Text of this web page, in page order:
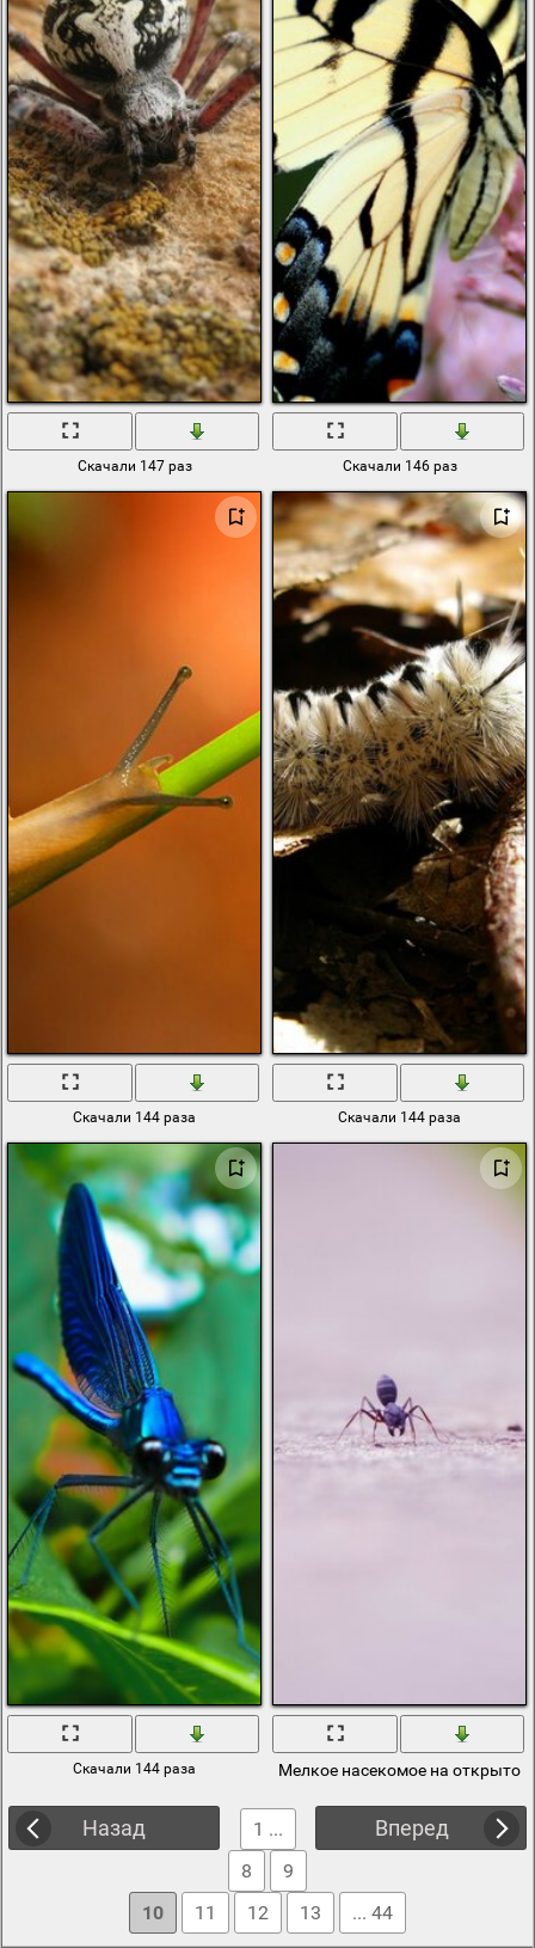
Скачали 147 раз Скачали 146 раз
Скачали 144 раза Скачали 144 раза
Скачали 144 раза Мелкое насекомое на открытом
Назад Вперед
1 ...
8
9
10
11 12 13 ... 44